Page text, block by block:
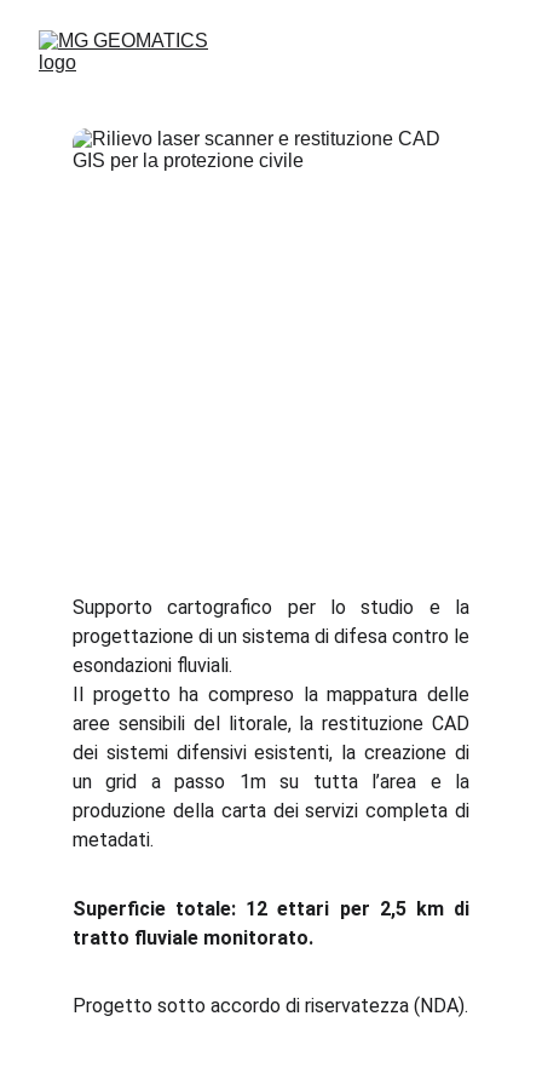
Supporto cartografico per lo studio e la
progettazione di un sistema di difesa contro le
esondazioni fluviali.
Il progetto ha compreso la mappatura delle
aree sensibili del litorale, la restituzione CAD
dei sistemi difensivi esistenti, la creazione di
un grid a passo 1m su tutta l’area e la
produzione della carta dei servizi completa di
metadati.
Superficie totale: 12 ettari per 2,5 km di
tratto fluviale monitorato.
Progetto sotto accordo di riservatezza (NDA).